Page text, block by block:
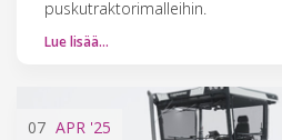
puskutraktorimalleihin.
Lue lisää…
07 APR '25